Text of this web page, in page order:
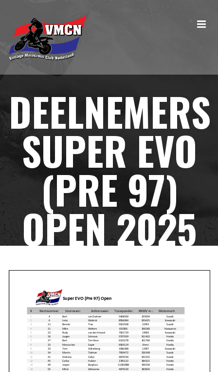
DEELNEMERS
SUPER EVO
(PRE 97)
OPEN 2025